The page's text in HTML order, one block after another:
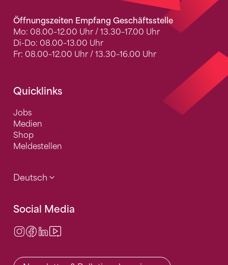
Öffnungszeiten Empfang Geschäftsstelle
Mo: 08.00–12.00 Uhr / 13.30–17.00 Uhr
Di-Do: 08.00–13.00 Uhr
Fr: 08.00–12.00 Uhr / 13.30–16.00 Uhr
Quicklinks
Jobs
Medien
Shop
Meldestellen
Deutsch
Social Media
Instagram
Facebook
LinkedIn